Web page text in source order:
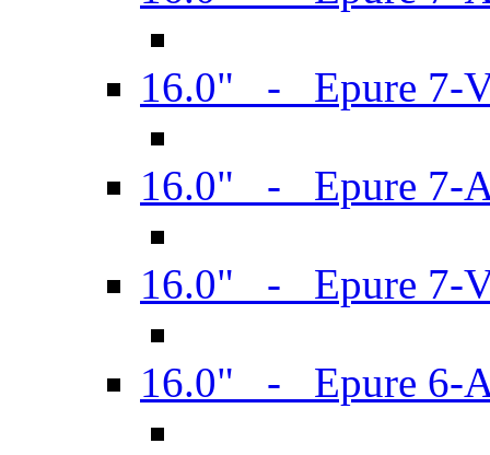
16.0" - Epure 7-
16.0" - Epure 7-
16.0" - Epure 7-
16.0" - Epure 6-